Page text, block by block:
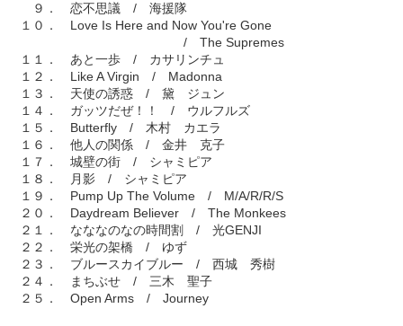
９． 恋不思議 / 海援隊
１０． Love Is Here and Now You're Gone
/ The Supremes
１１． あと一歩 / カサリンチュ
１２． Like A Virgin / Madonna
１３． 天使の誘惑 / 黛 ジュン
１４． ガッツだぜ！！ / ウルフルズ
１５． Butterfly / 木村 カエラ
１６． 他人の関係 / 金井 克子
１７． 城壁の街 / シャミピア
１８． 月影 / シャミピア
１９． Pump Up The Volume / M/A/R/R/S
２０． Daydream Believer / The Monkees
２１． なななのなの時間割 / 光GENJI
２２． 栄光の架橋 / ゆず
２３． ブルースカイブルー / 西城 秀樹
２４． まちぶせ / 三木 聖子
２５． Open Arms / Journey